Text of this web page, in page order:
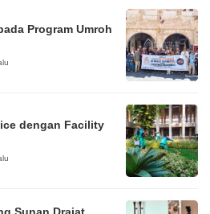
Program Umroh
dengan Facility